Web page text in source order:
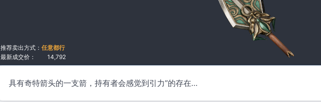
最新成交价： 14,792
推荐卖出方式： 任意都行
具有奇特箭头的一支箭，持有者会感觉到引力”的存在…